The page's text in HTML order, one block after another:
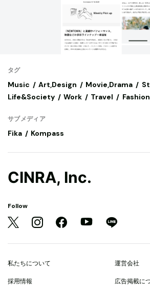
タグ
Music Art,Design Movie,Drama
Life&Society
Work Travel Fashion
サブメディア
Fika Kompass
CINRA, Inc.
Follow
私たちについて 運営会社
採用情報 広告掲載に